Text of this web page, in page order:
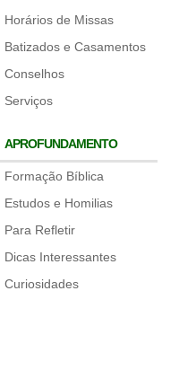
Horários de Missas
Batizados e Casamentos
Conselhos
Serviços
APROFUNDAMENTO
Formação Bíblica
Estudos e Homilias
Para Refletir
Dicas Interessantes
Curiosidades